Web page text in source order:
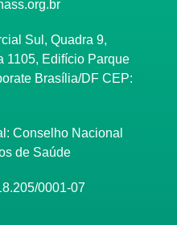
Sul, Quadra 9,
1105, Edifício Parque
Brasília/DF CEP:
Conselho Nacional
de Saúde
0001-07